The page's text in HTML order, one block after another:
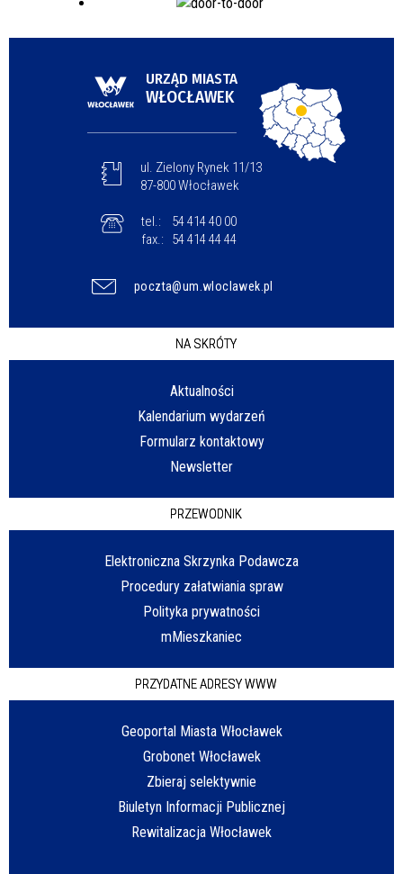
URZĄD MIASTA
WŁOCŁAWEK
ul. Zielony Rynek 11/13
87-800 Włocławek
tel.:
54 414 40 00
fax.:
54 414 44 44
poczta@um.wloclawek.pl
NA SKRÓTY
Aktualności
Kalendarium wydarzeń
Formularz kontaktowy
Newsletter
PRZEWODNIK
Elektroniczna Skrzynka Podawcza
Procedury załatwiania spraw
Polityka prywatności
mMieszkaniec
PRZYDATNE ADRESY WWW
Geoportal Miasta Włocławek
Grobonet Włocławek
Zbieraj selektywnie
Biuletyn Informacji Publicznej
Rewitalizacja Włocławek